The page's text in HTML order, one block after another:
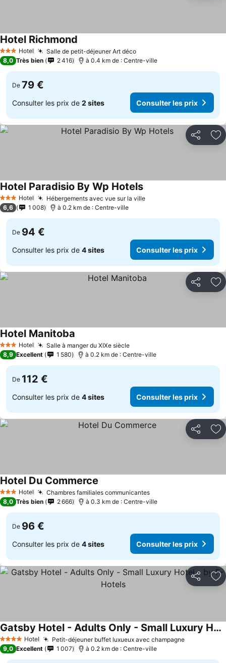
3 ÉtoilesHotel Salle de petit-déjeuner Art déco
Hotel Richmond
8,0 Très bien 2 416 à 0.4 km de : Centre-ville
De 79 €
Consulter les prix de 2 sites Consulter les prix
Partager
3 ÉtoilesHotel Hébergements avec vue sur la ville
Hotel Paradisio By Wp Hotels
6,6 1 008 à 0.2 km de : Centre-ville
De 94 €
Consulter les prix de 4 sites Consulter les prix
Partager
3 ÉtoilesHotel Salle à manger du XIXe siècle
Hotel Manitoba
8,9 Excellent 1 580 à 0.2 km de : Centre-ville
De 112 €
Consulter les prix de 4 sites Consulter les prix
Partager
3 ÉtoilesHotel Chambres familiales communicantes
Hotel Du Commerce
8,0 Très bien 2 666 à 0.3 km de : Centre-ville
De 96 €
Consulter les prix de 4 sites Consulter les prix
Partager
4 Étoiles Hotel Petit-déjeuner buffet luxueux avec champagne
Gatsby Hotel - Adults Only - Small Luxury Hotel - by F-Hotels
9,0 Excellent 1 007 à 0.2 km de : Centre-ville